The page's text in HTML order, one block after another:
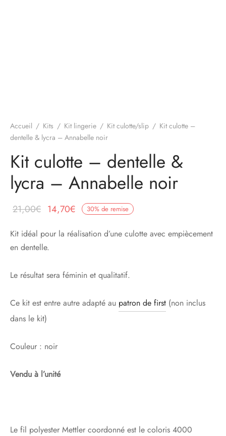
Accueil / Kits / Kit lingerie / Kit culotte/slip / Kit culotte –
dentelle & lycra – Annabelle noir
Kit culotte – dentelle &
lycra – Annabelle noir
30% de remise
21,00€ Le prix
était :
21,00€.
14,70€ Le prix
est :
Kit idéal pour la réalisation d’une culotte avec empiècement
en dentelle.
Le résultat sera féminin et qualitatif.
Ce kit est entre autre adapté au patron de first (non inclus
dans le kit)
Couleur : noir
Vendu à l’unité
Le fil polyester Mettler coordonné est le coloris 4000